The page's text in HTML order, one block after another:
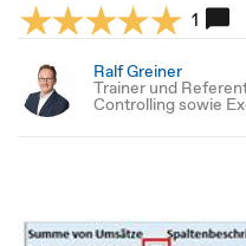
1
Ralf Greiner
Trainer und
Controlling sowie